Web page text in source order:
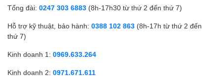
Tổng đài: 0247 303 6883 (8h-17h30 từ thứ 2 đến thứ 7)
Hỗ trợ kỹ thuật, bảo hành: 0388 102 863 (8h-17h từ thứ 2 đến
thứ 7)
Kinh doanh 1: 0969.633.264
Kinh doanh 2: 0971.671.611